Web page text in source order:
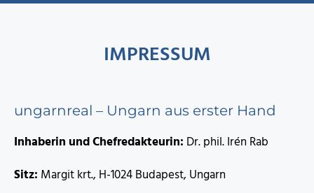
IMPRESSUM
ungarnreal – Ungarn aus erster Hand
Inhaberin und Chefredakteurin: Dr. phil. Irén Rab
Sitz: Margit krt., H-1024 Budapest, Ungarn